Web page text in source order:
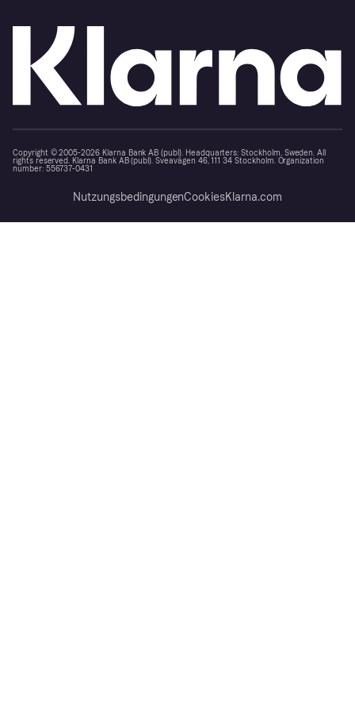
Copyright © 2005-2026 Klarna Bank AB (publ). Headquarters: Stockholm, Sweden. All
rights reserved. Klarna Bank AB (publ). Sveavägen 46, 111 34 Stockholm. Organization
number: 556737-0431
NutzungsbedingungenCookiesKlarna.com